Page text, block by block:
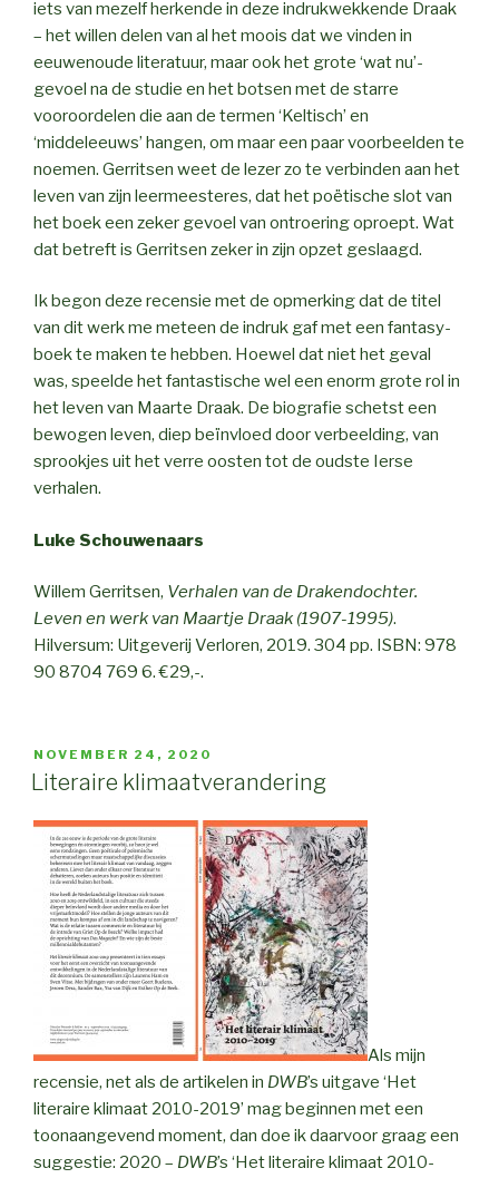
iets van mezelf herkende in deze indrukwekkende Draak
– het willen delen van al het moois dat we vinden in
eeuwenoude literatuur, maar ook het grote ‘wat nu’-
gevoel na de studie en het botsen met de starre
vooroordelen die aan de termen ‘Keltisch’ en
‘middeleeuws’ hangen, om maar een paar voorbeelden te
noemen. Gerritsen weet de lezer zo te verbinden aan het
leven van zijn leermeesteres, dat het poëtische slot van
het boek een zeker gevoel van ontroering oproept. Wat
dat betreft is Gerritsen zeker in zijn opzet geslaagd.
Ik begon deze recensie met de opmerking dat de titel
van dit werk me meteen de indruk gaf met een fantasy-
boek te maken te hebben. Hoewel dat niet het geval
was, speelde het fantastische wel een enorm grote rol in
het leven van Maarte Draak. De biografie schetst een
bewogen leven, diep beïnvloed door verbeelding, van
sprookjes uit het verre oosten tot de oudste Ierse
verhalen.
Luke Schouwenaars
Willem Gerritsen, Verhalen van de Drakendochter.
Leven en werk van Maartje Draak (1907-1995).
Hilversum: Uitgeverij Verloren, 2019. 304 pp. ISBN: 978
90 8704 769 6. €29,-.
POSTED
ON
NOVEMBER 24, 2020
Literaire klimaatverandering
Als mijn
recensie, net als de artikelen in DWB’s uitgave ‘Het
literaire klimaat 2010-2019’ mag beginnen met een
toonaangevend moment, dan doe ik daarvoor graag een
suggestie: 2020 – DWB’s ‘Het literaire klimaat 2010-